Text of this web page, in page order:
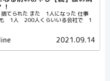
てられた また 1人になった 仕事
1人 200人くらいいる会社で 1
2021.09.14